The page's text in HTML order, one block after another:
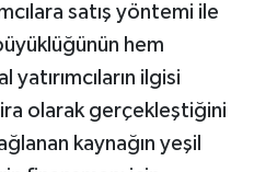
satış yöntemi ile
hem
ilgisi
olarak gerçekleştiğini
kaynağın yeşil